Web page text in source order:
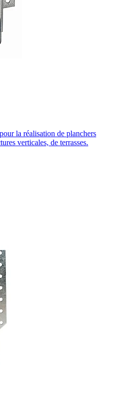
la réalisation de planchers
verticales, de terrasses.